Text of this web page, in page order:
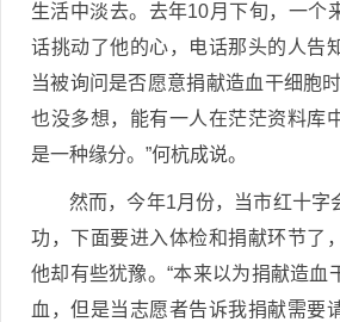
生活中淡去。去年10月下旬，一个
话挑动了他的心，电话那头的人告
当被询问是否愿意捐献造血干细胞
也没多想，能有一人在茫茫资料库
是一种缘分。”何杭成说。
然而，今年1月份，当市红十字
功，下面要进入体检和捐献环节了
他却有些犹豫。“本来以为捐献造血
血，但是当志愿者告诉我捐献需要